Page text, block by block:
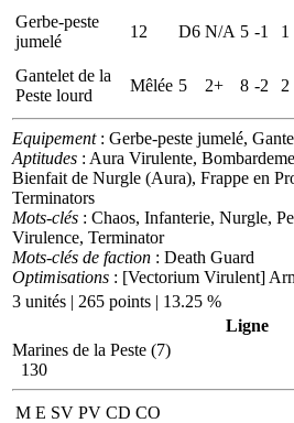
Gerbe-peste
jumelé
12 D6 N/A 5 -1 1
Gantelet de la
Peste lourd
Mêlée 5 2+ 8 -2 2
Equipement: Gerbe-peste jumelé,
Aptitudes : Aura Virulente,
Bienfait de Nurgle (Aura), Frappe en
Terminators
Mots-clés : Chaos, Infanterie, Nurgle,
Virulence, Terminator
Mots-clés de faction : Death Guard
Optimisations : [Vectorium Virulent]
3 unités | 265 points | 13.25 %
Ligne
Marines de la Peste (7)
130
M E SV PV CD CO